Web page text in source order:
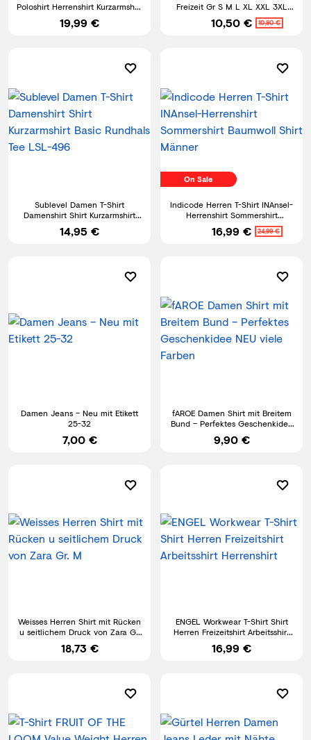
Poloshirt Herrenshirt Kurzarmshirt
Jack & Jones Basic
19,99 €
Freizeit Gr S M L XL XXL 3XL
4XL 5XL 6XL 7XL BD4200
10,50 € 10,90 €
Sublevel Damen T-Shirt
Damenshirt Shirt Kurzarmshirt
Basic Rundhals Tee LSL-496
14,95 €
On Sale
Indicode Herren T-Shirt INAnsel-
Herrenshirt Sommershirt
Baumwoll Shirt Männer
16,99 € 24,99 €
Damen Jeans – Neu mit Etikett
25-32
7,00 €
fAROE Damen Shirt mit Breitem
Bund – Perfektes Geschenkidee
NEU viele Farben
9,90 €
Weisses Herren Shirt mit Rücken
u seitlichem Druck von Zara Gr.
M
18,73 €
ENGEL Workwear T-Shirt Shirt
Herren Freizeitshirt Arbeitsshirt
Herrenshirt
16,99 €